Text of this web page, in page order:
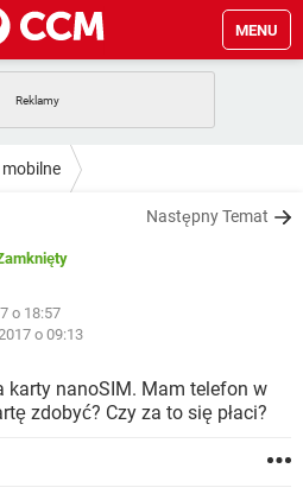
MENU
WHATSAPP
FACEBOOK
TIKTOK
FACEBOOK
TIKTOK
NETFLIX
FACEBOOK
TIKTOK
NETFLIX
TIKTOK
WHATSAPP
Następny Temat
o 18:57
o 09:13
karty nanoSIM. Mam telefon w
zdobyć? Czy za to się płaci?